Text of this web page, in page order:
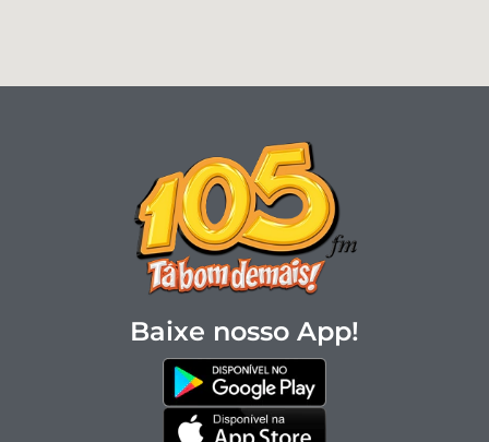
Baixe nosso App!